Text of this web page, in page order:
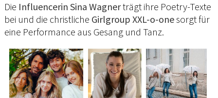
Die Influencerin Sina Wagnerträgt ihre Poetry-Texte
bei und die christliche Girlgroup XXL-o-onesorgt für
eine Performance aus Gesang und Tanz.